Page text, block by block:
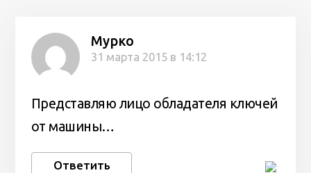
Мурко
31 марта 2015 в 14:12
Представляю лицо обладателя ключей
от машины…
Ответить